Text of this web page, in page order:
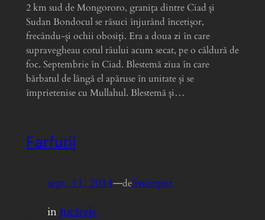
2 km sud de Mongororo, granița dintre Ciad și
Sudan Bondocul se răsuci înjurând încetișor,
frecându-și ochii obosiți. Era a doua zi în care
supravegheau cotul râului acum secat, pe o căldură de
foc. Septembrie în Ciad. Blestemă ziua în care
bărbatul de lângă el apăruse în unitate și se
împrietenise cu Mullahul. Blestemă și…
Farfurii
sept. 11, 2014—deSweeper
inJucărele